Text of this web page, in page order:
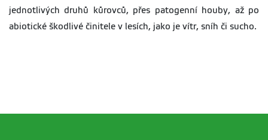
jednotlivých druhů kůrovců, přes patogenní houby, až po
abiotické škodlivé činitele v lesích, jako je vítr, sníh či sucho.